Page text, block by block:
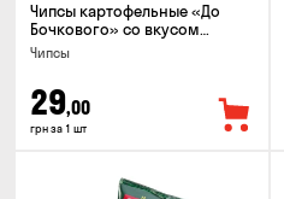
Чипсы картофельные «До
Бочкового» со вкусом
сметаны с зеленью, 100г
Чипсы
29,00
грн за 1 шт